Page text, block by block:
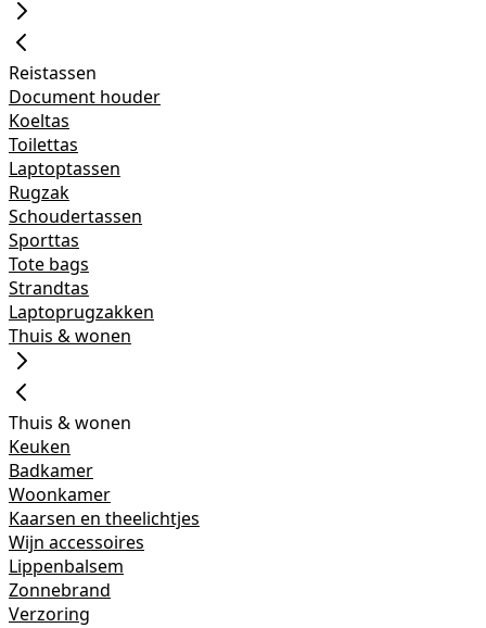
Reistassen
Document houder
Koeltas
Toilettas
Laptoptassen
Rugzak
Schoudertassen
Sporttas
Tote bags
Strandtas
Laptoprugzakken
Thuis & wonen
Thuis & wonen
Keuken
Badkamer
Woonkamer
Kaarsen en theelichtjes
Wijn accessoires
Lippenbalsem
Zonnebrand
Verzoring